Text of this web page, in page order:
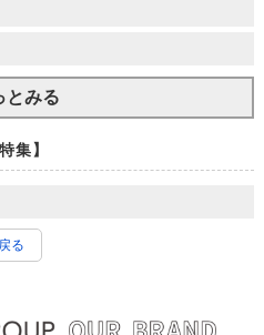
とみる
特集】
る